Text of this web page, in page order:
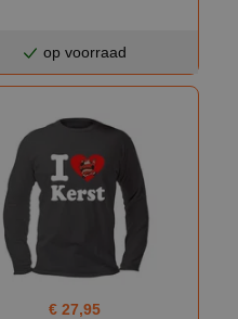
op voorraad
€ 27,95